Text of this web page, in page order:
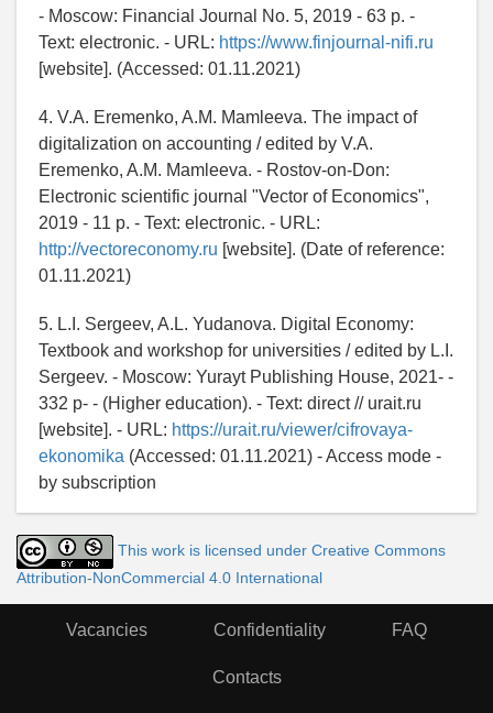
- Moscow: Financial Journal No. 5, 2019 - 63 p. -
Text: electronic. - URL: https://www.finjournal-nifi.ru
[website]. (Accessed: 01.11.2021)
4. V.A. Eremenko, A.M. Mamleeva. The impact of
digitalization on accounting / edited by V.A.
Eremenko, A.M. Mamleeva. - Rostov-on-Don:
Electronic scientific journal "Vector of Economics",
2019 - 11 p. - Text: electronic. - URL:
http://vectoreconomy.ru [website]. (Date of reference:
01.11.2021)
5. L.I. Sergeev, A.L. Yudanova. Digital Economy:
Textbook and workshop for universities / edited by L.I.
Sergeev. - Moscow: Yurayt Publishing House, 2021- -
332 p- - (Higher education). - Text: direct // urait.ru
[website]. - URL: https://urait.ru/viewer/cifrovaya-
ekonomika (Accessed: 01.11.2021) - Access mode -
by subscription
This work is licensed under Creative Commons
Attribution-NonCommercial 4.0 International
Vacancies Confidentiality FAQ
Contacts